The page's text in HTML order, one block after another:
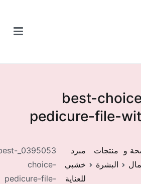
0395053_best-
pedicure-file-
و
منتجات
البشرة
مبرد
خشبي
للعناية
0395053_best-
choice-
pedicure-file-